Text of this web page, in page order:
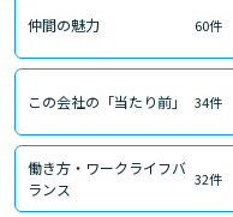
仲間の魅力 60件
この会社の「当たり前」 34件
働き方・ワークライフバ
ランス
32件